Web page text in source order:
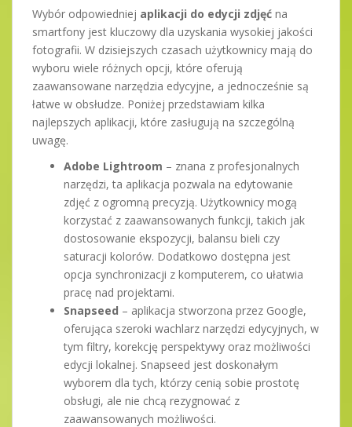
Wybór odpowiedniej aplikacji do edycji zdjęć na
smartfony jest kluczowy dla uzyskania wysokiej jakości
fotografii. W dzisiejszych czasach użytkownicy mają do
wyboru wiele różnych opcji, które oferują
zaawansowane narzędzia edycyjne, a jednocześnie są
łatwe w obsłudze. Poniżej przedstawiam kilka
najlepszych aplikacji, które zasługują na szczególną
uwagę.
Adobe Lightroom – znana z profesjonalnych
narzędzi, ta aplikacja pozwala na edytowanie
zdjęć z ogromną precyzją. Użytkownicy mogą
korzystać z zaawansowanych funkcji, takich jak
dostosowanie ekspozycji, balansu bieli czy
saturacji kolorów. Dodatkowo dostępna jest
opcja synchronizacji z komputerem, co ułatwia
pracę nad projektami.
Snapseed – aplikacja stworzona przez Google,
oferująca szeroki wachlarz narzędzi edycyjnych, w
tym filtry, korekcję perspektywy oraz możliwości
edycji lokalnej. Snapseed jest doskonałym
wyborem dla tych, którzy cenią sobie prostotę
obsługi, ale nie chcą rezygnować z
zaawansowanych możliwości.